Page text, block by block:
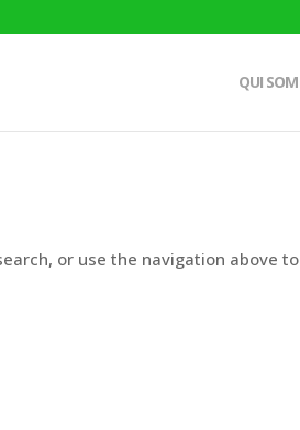
QUI SOM
or use the navigation above to